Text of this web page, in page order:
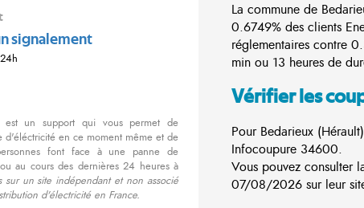
signalement
est un support qui vous permet de
d'éléctricité en ce moment même et de
font face à une panne de
au cours des dernières 24 heures à
sur un site indépendant et non associé
d'électricité en France.
La commune de
0.6749% des clients
réglementaires contre
min ou 13 heures de
Vérifier les
Pour Bedarieux
Infocoupure 34600.
Vous pouvez consulter
07/08/2026 sur leur